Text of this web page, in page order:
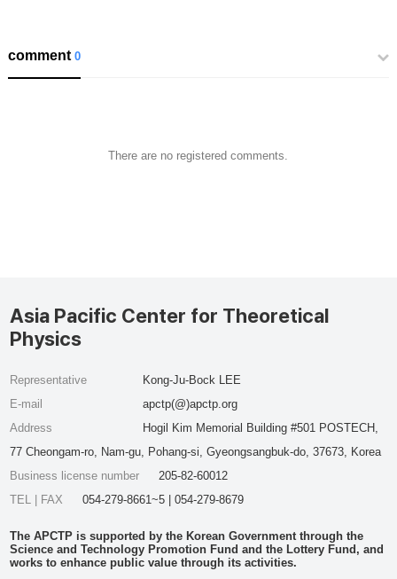
comment0
There are no registered comments.
Asia Pacific Center for Theoretical
Physics
Representative
Kong-Ju-Bock LEE
E-mail
apctp(@)apctp.org
Address
Hogil Kim Memorial Building #501 POSTECH,
77 Cheongam-ro, Nam-gu, Pohang-si, Gyeongsangbuk-do, 37673, Korea
Business license number
205-82-60012
TEL | FAX
054-279-8661~5 | 054-279-8679
The APCTP is supported by the Korean Government through the
Science and Technology Promotion Fund and the Lottery Fund, and
works to enhance public value through its activities.